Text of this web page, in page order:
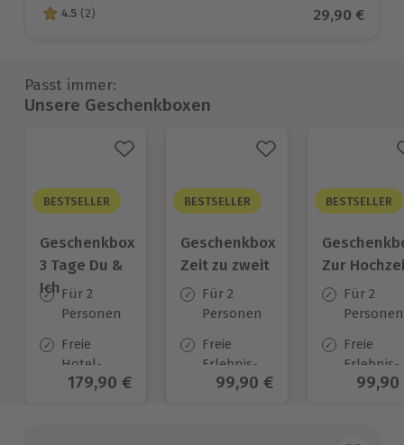
4.5 von 5 Sternen basierend auf 2 Bewertungen
4.5 (2) Aktueller
29,90 €
Passt immer:
Unsere Geschenkboxen
BESTSELLER
Geschenkbox
3 Tage Du &
Ich Für 2
Personen
Freie
Hotel-
Auswahl
Aktueller Preis
179,90 €
BESTSELLER
Geschenkbox
Zeit zu zweit
Für 2
Personen
Freie
Erlebnis-
Auswahl
Aktueller Preis
99,90 €
BESTSELLER
Zur
Für 2
Personen
Freie
Erlebnis-
Auswahl
99,90